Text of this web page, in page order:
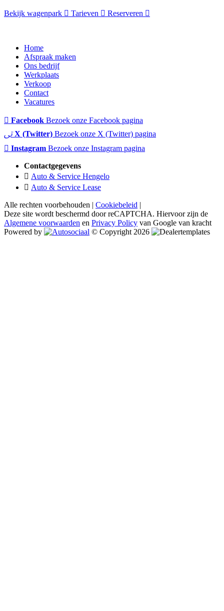
Bekijk wagenpark Tarieven Reserveren
Home
Afspraak maken
Ons bedrijf
Werkplaats
Verkoop
Contact
Vacatures
Facebook Bezoek onze Facebook pagina
X (Twitter) Bezoek onze X (Twitter) pagina
Instagram Bezoek onze Instagram pagina
Contactgegevens
Auto & Service Hengelo
Auto & Service Lease
Alle rechten voorbehouden | Cookiebeleid |
Deze site wordt beschermd door reCAPTCHA. Hiervoor zijn de
Algemene voorwaarden en Privacy Policy van Google van kracht
Powered by
© Copyright 2026